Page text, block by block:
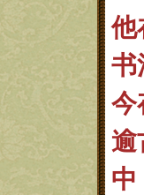
他
书
今
逾
中